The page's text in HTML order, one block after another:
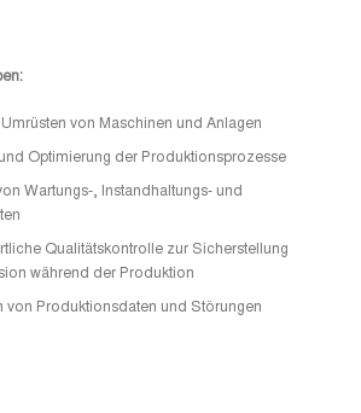
von Maschinen und Anlagen
Optimierung der Produktionsprozesse
Wartungs-, Instandhaltungs- und
Qualitätskontrolle zur Sicherstellung
während der Produktion
von Produktionsdaten und Störungen